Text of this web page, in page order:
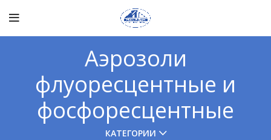
Аэрозоли
флуоресцентные и
фосфоресцентные
КАТЕГОРИИ